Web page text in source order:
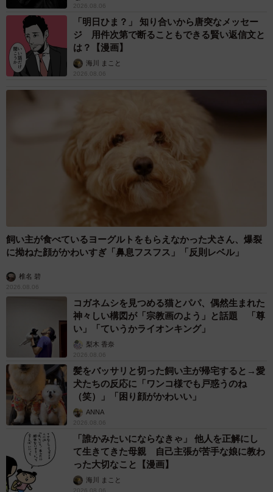
2026.08.06
「明日ひま？」 知り合いから唐突なメッセー
ジ 用件次第で断ることもできる賢い返信文と
は？【漫画】
海川 まこと
2026.08.06
飼い主が食べているヨーグルトをもらえなかった犬さん、爆裂
に拗ねた顔がかわいすぎ「鼻息フスフス」「反則レベル」
椎名 碧
2026.08.06
コガネムシを見つめる猫とパパ、偶然生まれた
神々しい構図が「宗教画のよう」と話題 「尊
い」「ていうかライオンキング」
梨木 香奈
2026.08.06
髪をバッサリと切った飼い主が帰宅すると→愛
犬たちの反応に「ワンコ様でも戸惑うのね
（笑）」「困り顔がかわいい」
ANNA
2026.08.06
「誰かみたいにならなきゃ」 他人を正解にし
て生きてきた母親 自己主張が苦手な娘に教わ
った大切なこと【漫画】
海川 まこと
2026.08.06